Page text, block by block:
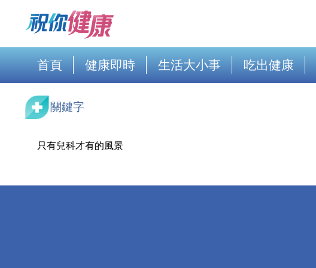
首頁 健康即時 生活大小事 吃出健康
關鍵字
只有兒科才有的風景